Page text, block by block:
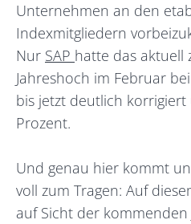
Unternehmen an den
Indexmitgliedern
Nur SAP hatte das aktuell
Jahreshoch im Februar
bis jetzt deutlich
Prozent.
Und genau hier kommt
voll zum Tragen: Auf
auf Sicht der kommenden